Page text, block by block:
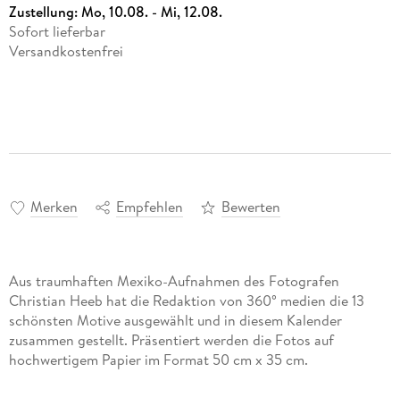
Zustellung:Mo, 10.08. - Mi, 12.08.
Sofort lieferbar
Versandkostenfrei
Merken Empfehlen Bewerten
Aus traumhaften Mexiko-Aufnahmen des Fotografen
Christian Heeb hat die Redaktion von 360° medien die 13
schönsten Motive ausgewählt und in diesem Kalender
zusammen gestellt. Präsentiert werden die Fotos auf
hochwertigem Papier im Format 50 cm x 35 cm.